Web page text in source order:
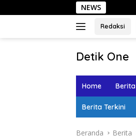
ke
NEWS
Redaksi
Detik One
Ungkap
Home Berita
Berita Terkini
Beranda Berita